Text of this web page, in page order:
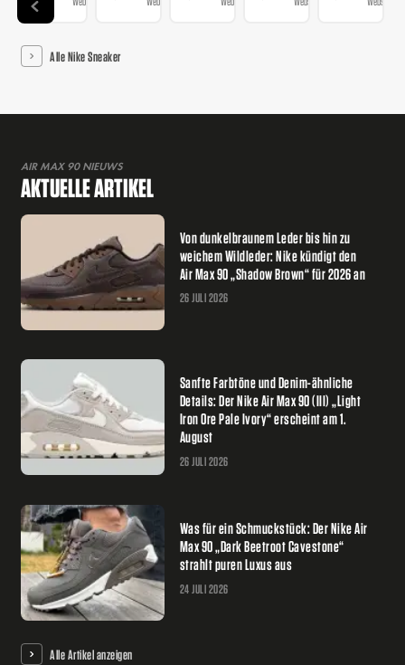
Alle Nike Sneaker
AIR MAX 90 NIEUWS
AKTUELLE ARTIKEL
Von dunkelbraunem Leder bis hin zu
weichem Wildleder: Nike kündigt den
Air Max 90 „Shadow Brown“ für 2026 an
26 JULI 2026
Sanfte Farbtöne und Denim-ähnliche
Details: Der Nike Air Max 90 (III) „Light
Iron Ore Pale Ivory“ erscheint am 1.
August
26 JULI 2026
Was für ein Schmuckstück: Der Nike Air
Max 90 „Dark Beetroot Cavestone“
strahlt puren Luxus aus
24 JULI 2026
Alle Artikel anzeigen